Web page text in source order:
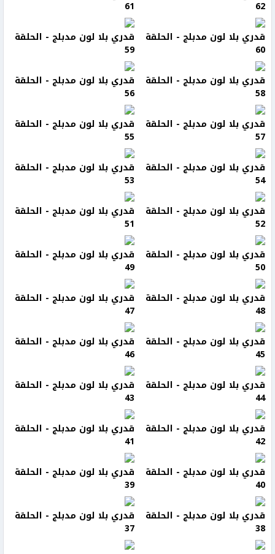
62
61
قدري بلا لون مدبلج - الحلقة
60
قدري بلا لون مدبلج - الحلقة
59
قدري بلا لون مدبلج - الحلقة
58
قدري بلا لون مدبلج - الحلقة
56
قدري بلا لون مدبلج - الحلقة
57
قدري بلا لون مدبلج - الحلقة
55
قدري بلا لون مدبلج - الحلقة
54
قدري بلا لون مدبلج - الحلقة
53
قدري بلا لون مدبلج - الحلقة
52
قدري بلا لون مدبلج - الحلقة
51
قدري بلا لون مدبلج - الحلقة
50
قدري بلا لون مدبلج - الحلقة
49
قدري بلا لون مدبلج - الحلقة
48
قدري بلا لون مدبلج - الحلقة
47
قدري بلا لون مدبلج - الحلقة
45
قدري بلا لون مدبلج - الحلقة
46
قدري بلا لون مدبلج - الحلقة
44
قدري بلا لون مدبلج - الحلقة
43
قدري بلا لون مدبلج - الحلقة
42
قدري بلا لون مدبلج - الحلقة
41
قدري بلا لون مدبلج - الحلقة
40
قدري بلا لون مدبلج - الحلقة
39
قدري بلا لون مدبلج - الحلقة
38
قدري بلا لون مدبلج - الحلقة
37